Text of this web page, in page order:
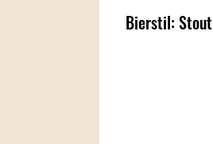
Bierstil: Stout